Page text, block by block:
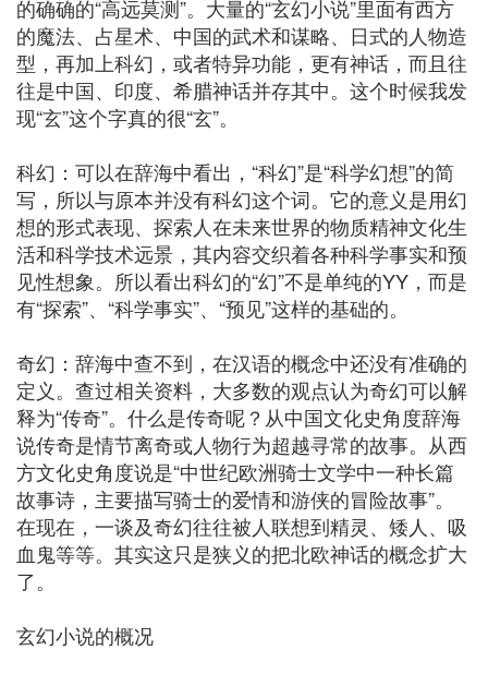
的确确的“高远莫测”。大量的“玄幻小说”里面有西方
的魔法、占星术、中国的武术和谋略、日式的人物造
型，再加上科幻，或者特异功能，更有神话，而且往
往是中国、印度、希腊神话并存其中。这个时候我发
现“玄”这个字真的很“玄”。
科幻：可以在辞海中看出，“科幻”是“科学幻想”的简
写，所以与原本并没有科幻这个词。它的意义是用幻
想的形式表现、探索人在未来世界的物质精神文化生
活和科学技术远景，其内容交织着各种科学事实和预
见性想象。所以看出科幻的“幻”不是单纯的YY，而是
有“探索”、“科学事实”、“预见”这样的基础的。
奇幻：辞海中查不到，在汉语的概念中还没有准确的
定义。查过相关资料，大多数的观点认为奇幻可以解
释为“传奇”。什么是传奇呢？从中国文化史角度辞海
说传奇是情节离奇或人物行为超越寻常的故事。从西
方文化史角度说是“中世纪欧洲骑士文学中一种长篇
故事诗，主要描写骑士的爱情和游侠的冒险故事”。
在现在，一谈及奇幻往往被人联想到精灵、矮人、吸
血鬼等等。其实这只是狭义的把北欧神话的概念扩大
了。
玄幻小说的概况